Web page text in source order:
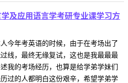
及应用语言学考研专业课学习方
今年考英语的时候，由于在考场出了
线，最终无缘复试，这也是我最最最
我的考场经历，也算是给学弟学妹们
过的人都明白这份艰辛，希望学弟学